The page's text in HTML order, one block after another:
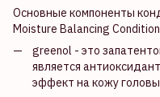
Основные компоненты
Moisture Balancing
greenol - это
является
эффект на кожу